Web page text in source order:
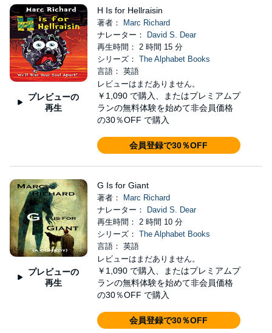
プレビューの
再生
H Is for Hellraisin
著者：
Marc Richard
ナレーター：
David S. Dear
再生時間： 2 時間 15 分
シリーズ： The Alphabet Books
言語： 英語
レビューはまだありません。
￥1,090 で購入、またはプレミアムプ
ランの無料体験を始めて非会員価格
の30％OFF で購入
会員登録で30％OFF
プレビューの
再生
G Is for Giant
著者：
Marc Richard
ナレーター：
David S. Dear
再生時間： 2 時間 10 分
シリーズ： The Alphabet Books
言語： 英語
レビューはまだありません。
￥1,090 で購入、またはプレミアムプ
ランの無料体験を始めて非会員価格
の30％OFF で購入
会員登録で30％OFF